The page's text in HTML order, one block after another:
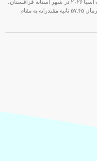
در نخستین روز از رقابت‌های شنای قهرمانی غرب آسیا ۲۰۲۶ در شهر آستانه قزاقستان،
هومر عباسی ملی‌پوش شایسته کشورمان با ثبت زمان ۵۷.۴۵ ثانیه مقتدرانه به مقام